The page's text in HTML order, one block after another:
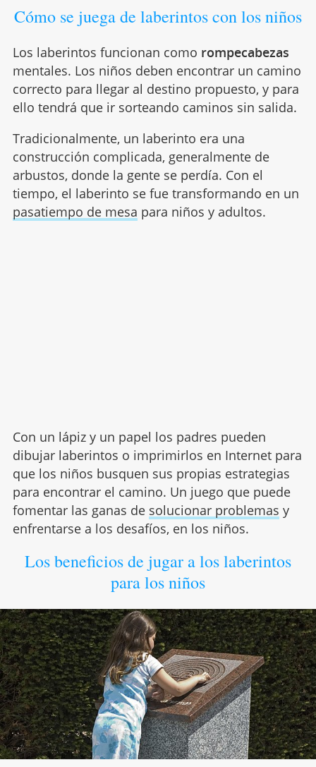
Cómo se juega de laberintos con los niños
Los laberintos funcionan como rompecabezas
mentales. Los niños deben encontrar un camino
correcto para llegar al destino propuesto, y para
ello tendrá que ir sorteando caminos sin salida.
Tradicionalmente, un laberinto era una
construcción complicada, generalmente de
arbustos, donde la gente se perdía. Con el
tiempo, el laberinto se fue transformando en un
pasatiempo de mesa para niños y adultos.
Con un lápiz y un papel los padres pueden
dibujar laberintos o imprimirlos en Internet para
que los niños busquen sus propias estrategias
para encontrar el camino. Un juego que puede
fomentar las ganas de solucionar problemas y
enfrentarse a los desafíos, en los niños.
Los beneficios de jugar a los laberintos
para los niños